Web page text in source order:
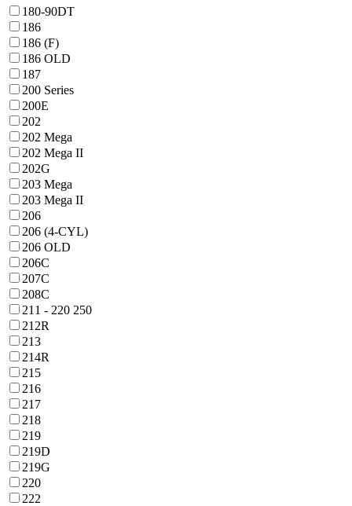
180-90DT
186
186 (F)
186 OLD
187
200 Series
200E
202
202 Mega
202 Mega II
202G
203 Mega
203 Mega II
206
206 (4-CYL)
206 OLD
206C
207C
208C
211 - 220 250
212R
213
214R
215
216
217
218
219
219D
219G
220
222